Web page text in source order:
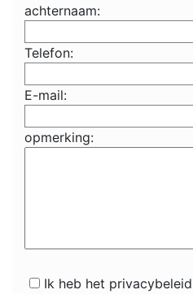
achternaam:
Telefon:
E-mail:
opmerking:
Ik heb het